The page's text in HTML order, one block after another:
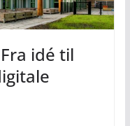
idé til